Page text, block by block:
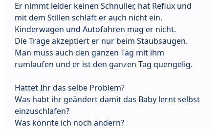
Er nimmt leider keinen Schnuller, hat Reflux und
mit dem Stillen schläft er auch nicht ein.
Kinderwagen und Autofahren mag er nicht.
Die Trage akzeptiert er nur beim Staubsaugen.
Man muss auch den ganzen Tag mit ihm
rumlaufen und er ist den ganzen Tag quengelig.
Hattet Ihr das selbe Problem?
Was habt ihr geändert damit das Baby lernt selbst
einzuschlafen?
Was könnte ich noch ändern?